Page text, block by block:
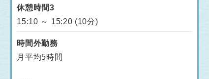
休憩時間3
15:10 ～ 15:20 (10分)
時間外勤務
月平均5時間